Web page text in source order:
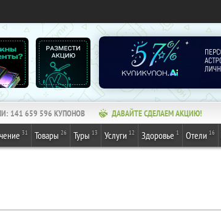
141 659 596 КУПОНОВ ДАВАЙТЕ СДЕЛАЕМ АКЦИЮ!
31 Товары 26 Туры 13 Услуги 12 Здоровье 1 Отели 16